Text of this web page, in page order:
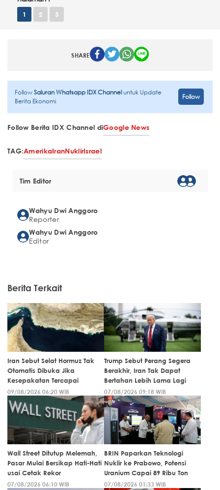
1 2 3
SHARE
FollowSaluran Whatsapp IDX Channeluntuk Update
Berita Ekonomi
Follow
Follow Berita IDX Channel diGoogle News
TAG:AmerikaIranNuklirIsrael
Tim Editor
Wahyu Dwi Anggoro
Reporter
Wahyu Dwi Anggoro
Editor
Berita Terkait
Iran Sebut Selat Hormuz Tak
Otomatis Dibuka Jika
Kesepakatan Tercapai
09/08/2026 06:20 WIB
Trump Sebut Perang Segera
Berakhir, Iran Tak Dapat
Bertahan Lebih Lama Lagi
07/08/2026 09:18 WIB
Wall Street Ditutup Melemah,
Pasar Mulai Bersikap Hati-Hati
usai Cetak Rekor
07/08/2026 06:10 WIB
BRIN Paparkan Teknologi
Nuklir ke Prabowo, Potensi
Uranium Capai 89 Ribu Ton
07/08/2026 01:33 WIB